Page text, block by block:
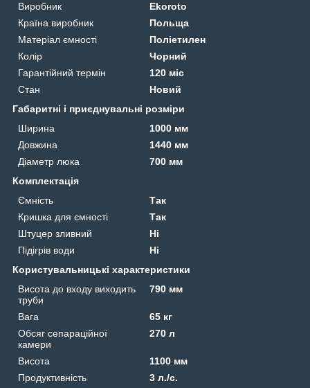
Виробник
Ekoroto
Країна виробник
Польща
Матеріал ємності
Поліетилен
Колір
Чорний
Гарантійний термін
120 міс
Стан
Новий
Габаритні і приєднувальні розміри
Ширина
1000 мм
Довжина
1440 мм
Діаметр люка
700 мм
Комплектація
Ємність
Так
Кришка для ємності
Так
Штуцер зливний
Ні
Підігрів води
Ні
Користувальницькі характеристики
Висота до входу виходить
труби
790 мм
Вага
65 кг
Обсяг сепараційної
камери
270 л
Висота
1100 мм
Продуктивність
3 л./с.